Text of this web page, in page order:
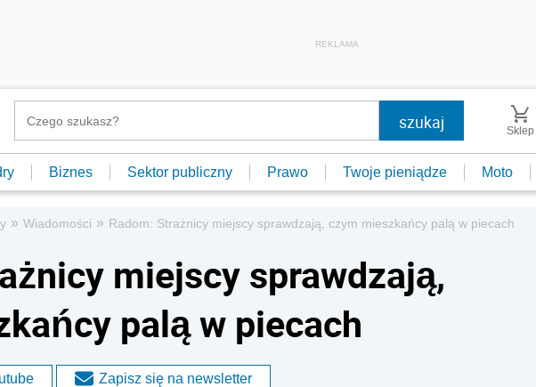
REKLAMA
Sklep
Biznes Sektor publiczny Prawo Twoje pieniądze Moto
» Wiadomości » Radom: Strażnicy miejscy sprawdzają, czym mieszkańcy palą w piecach
miejscy sprawdzają,
palą w piecach
Zapisz się na newsletter